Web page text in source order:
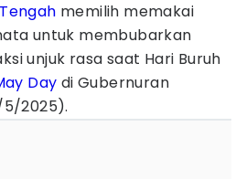
memilih memakai
untuk membubarkan
unjuk rasa saat Hari Buruh
Day di Gubernuran
5/2025).